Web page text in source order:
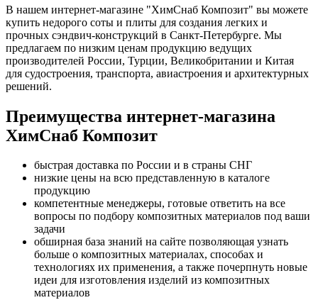
В нашем интернет-магазине "ХимСнаб Композит" вы можете
купить недорого соты и плиты для создания легких и
прочных сэндвич-конструкций в Санкт-Петербурге. Мы
предлагаем по низким ценам продукцию ведущих
производителей России, Турции, Великобритании и Китая
для судостроения, транспорта, авиастроения и архитектурных
решений.
Преимущества интернет-магазина
ХимСнаб Композит
быстрая доставка по России и в страны СНГ
низкие цены на всю представленную в каталоге
продукцию
компетентные менеджеры, готовые ответить на все
вопросы по подбору композитных материалов под ваши
задачи
обширная база знаний на сайте позволяющая узнать
больше о композитных материалах, способах и
технологиях их применения, а также почерпнуть новые
идеи для изготовления изделий из композитных
материалов